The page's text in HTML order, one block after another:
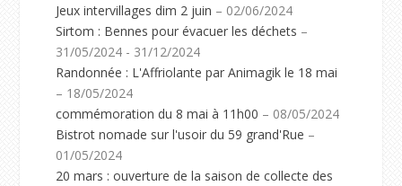
Jeux intervillages dim 2 juin – 02/06/2024
Sirtom : Bennes pour évacuer les déchets –
31/05/2024 - 31/12/2024
Randonnée : L'Affriolante par Animagik le 18 mai
– 18/05/2024
commémoration du 8 mai à 11h00 – 08/05/2024
Bistrot nomade sur l'usoir du 59 grand'Rue –
01/05/2024
20 mars : ouverture de la saison de collecte des